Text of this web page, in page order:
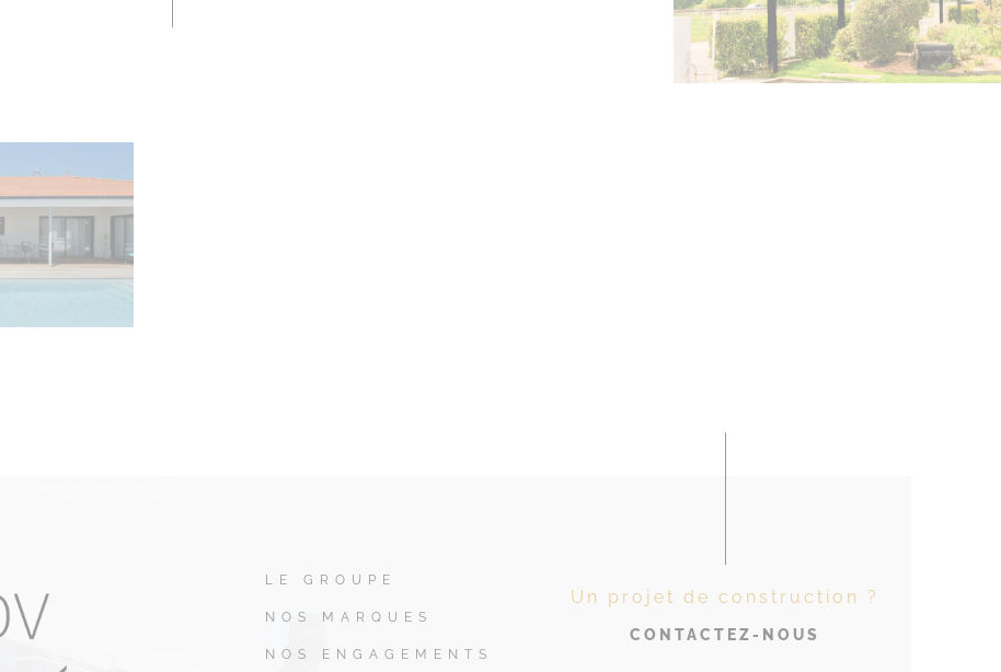
LE GROUPE
NOS MARQUES
NOS ENGAGEMENTS
Un projet de construction ?
CONTACTEZ-NOUS